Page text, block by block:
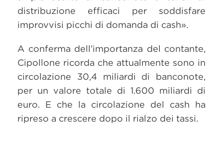
distribuzione efficaci per soddisfare
improvvisi picchi di domanda di cash».
A conferma dell’importanza del contante,
Cipollone ricorda che attualmente sono in
circolazione 30,4 miliardi di banconote,
per un valore totale di 1.600 miliardi di
euro. E che la circolazione del cash ha
ripreso a crescere dopo il rialzo dei tassi.